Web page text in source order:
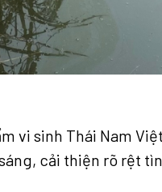
vi sinh Thái Nam
cải thiện rõ rệt